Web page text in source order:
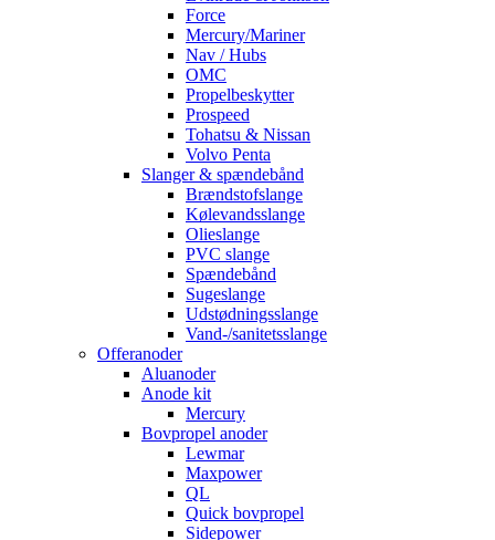
Force
Mercury/Mariner
Nav / Hubs
OMC
Propelbeskytter
Prospeed
Tohatsu & Nissan
Volvo Penta
Slanger & spændebånd
Brændstofslange
Kølevandsslange
Olieslange
PVC slange
Spændebånd
Sugeslange
Udstødningsslange
Vand-/sanitetsslange
Offeranoder
Aluanoder
Anode kit
Mercury
Bovpropel anoder
Lewmar
Maxpower
QL
Quick bovpropel
Sidepower